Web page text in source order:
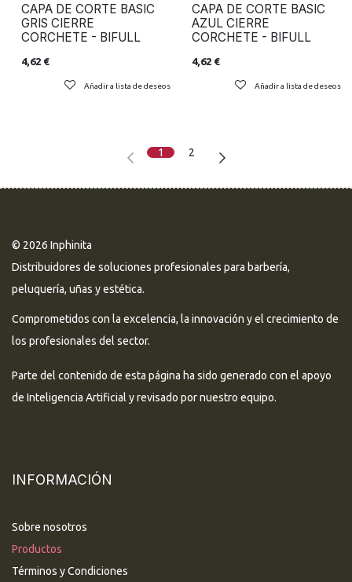
CAPA DE CORTE BASIC
GRIS CIERRE
CORCHETE - BIFULL
4,62 €
Añadir a lista de deseos
CAPA DE CORTE BASIC
AZUL CIERRE
CORCHETE - BIFULL
4,62€
Añadir a lista de deseos
1 2
© 2026 Inphinita
Distribuidores de soluciones profesionales para barbería,
peluquería, uñas y estética.
Comprometidos con la excelencia, la innovación y el crecimiento de
los profesionales del sector.
Parte del contenido de esta página ha sido generado con el apoyo
de Inteligencia Artificial y revisado por nuestro equipo.
INFORMACIÓN
Sobre nosotros
Productos
Términos y Condiciones